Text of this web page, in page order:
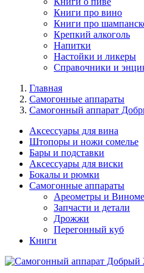
Книги про вино
Книги про
Крепкий алкоголь
Напитки
Настойки и ликеры
Справочники и
Главная
Самогонные аппараты
Самогонный аппарат
Аксессуары для вина
Штопоры и ножи сомелье
Бары и подставки
Аксессуары для виски
Бокалы и рюмки
Самогонные аппараты
Ареометры и
Запчасти и детали
Дрожжи
Перегонный куб
Книги